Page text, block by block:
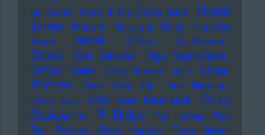
La Grinta
Noori & His Dorpa Band
Norah
Jones
Notdurft Notorious B.I.G.
Nouvelle
Vague
NSYNC O-Town O.J.Simpson
Oasis Odd Beholder Olga Reznichenko
Olivia Dean Olivia Newton John
Omar
Romero
Omer Klein Trio
One Direction
Oskar Sala
Otto von Bismarck Ozzy
Osbourne
P. Diddy P.J. Harvey
Pan
Tau
Pankow Papo Yoplack
Parov Stelar